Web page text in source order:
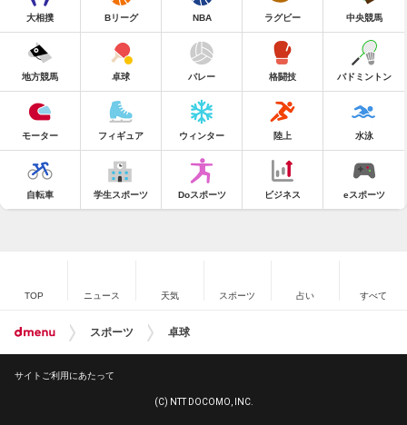
大相撲 Bリーグ NBA ラグビー 中央競馬
地方競馬 卓球 バレー 格闘技 バドミントン
モーター フィギュア ウィンター 陸上 水泳
自転車 学生スポーツ Doスポーツ ビジネス eスポーツ
TOP ニュース 天気 スポーツ 占い すべて
スポーツ 卓球
サイトご利用にあたって
(C) NTT DOCOMO, INC.